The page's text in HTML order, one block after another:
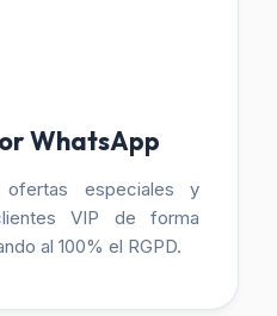
WhatsApp
ofertas especiales y
VIP de forma
al 100% el RGPD.